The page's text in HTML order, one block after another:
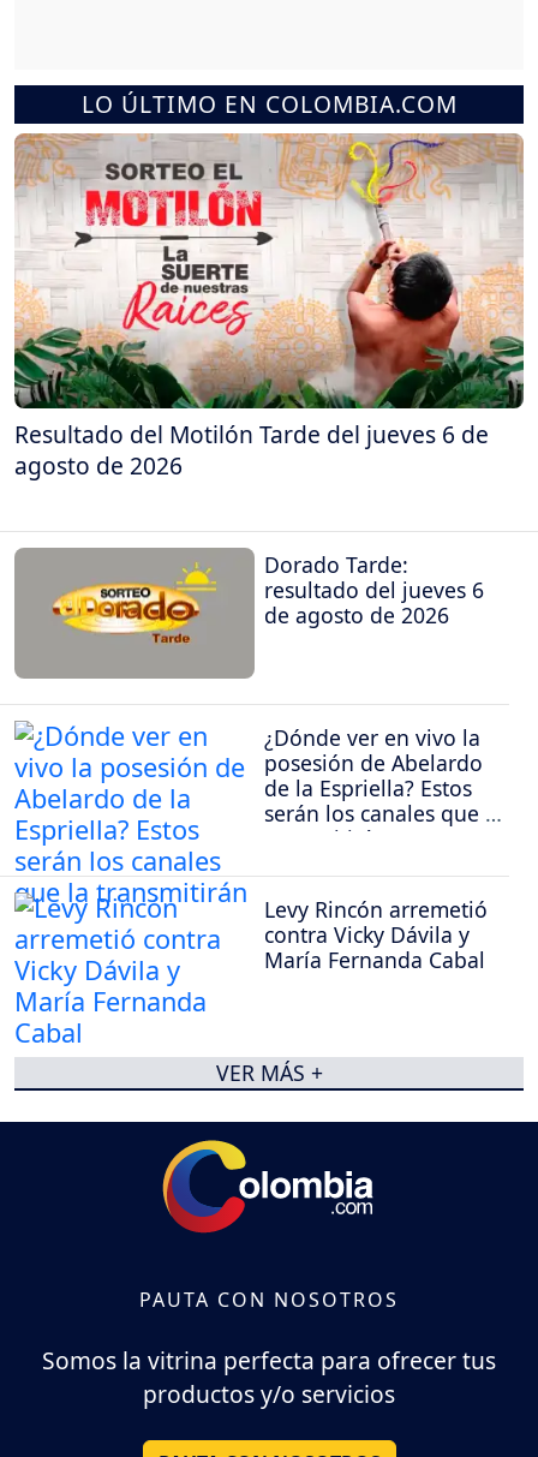
LO ÚLTIMO EN COLOMBIA.COM
Resultado del Motilón Tarde del jueves 6 de
agosto de 2026
Dorado Tarde:
resultado del jueves 6
de agosto de 2026
¿Dónde ver en vivo la
posesión de Abelardo
de la Espriella? Estos
serán los canales que la
transmitirán
Levy Rincón arremetió
contra Vicky Dávila y
María Fernanda Cabal
VER MÁS +
PAUTA CON NOSOTROS
Somos la vitrina perfecta para ofrecer tus
productos y/o servicios